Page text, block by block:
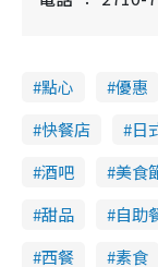
點心 優惠
快餐店
日
酒吧
美食
甜品
自助
西餐
素食